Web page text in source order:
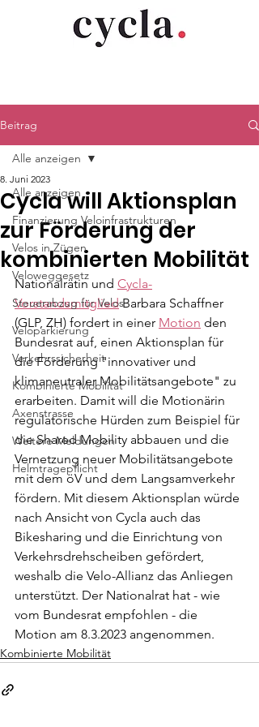
Beitrag
Alle anzeigen
Finanzierung Veloinfrastrukturen
Velos in Zügen
Veloweggesetz
Steuerabzug für Velos
Veloparkierung
Verkehrssicherheit
Kombinierte Mobilität
Axenstrasse
Weitere Meldungen
Helmtragepflicht
Alle anzeigen
Cycla will Aktionsplan
zur Förderung der
kombinierten Mobilität
8. Juni 2023
Nationalrätin und Cycla-
Vorstandsmitglied Barbara Schaffner
(GLP, ZH) fordert in einer Motion den
Bundesrat auf, einen Aktionsplan für
die Förderung "innovativer und
klimaneutraler Mobilitätsangebote" zu
erarbeiten. Damit will die Motionärin
regulatorische Hürden zum Beispiel für
die Shared Mobility abbauen und die
Vernetzung neuer Mobilitätsangebote
mit dem öV und dem Langsamverkehr
fördern. Mit diesem Aktionsplan würde
nach Ansicht von Cycla auch das
Bikesharing und die Einrichtung von
Verkehrsdrehscheiben gefördert,
weshalb die Velo-Allianz das Anliegen
unterstützt. Der Nationalrat hat - wie
vom Bundesrat empfohlen - die
Motion am 8.3.2023 angenommen.
Kombinierte Mobilität